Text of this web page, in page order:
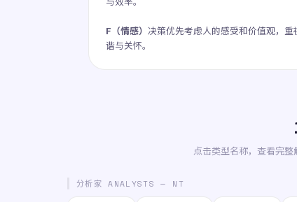
F（情感） 决策优先考虑人的感受和价值观，重
谐与关怀。
点击类型名称，查看完整
分析家 ANALYSTS — NT